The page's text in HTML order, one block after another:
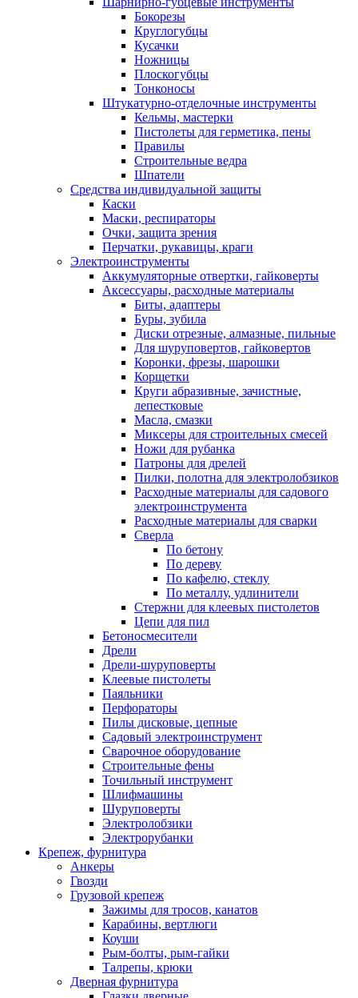
Бокорезы
Круглогубцы
Кусачки
Ножницы
Плоскогубцы
Тонконосы
Штукатурно-отделочные инструменты
Кельмы, мастерки
Пистолеты для герметика, пены
Правилы
Строительные ведра
Шпатели
Средства индивидуальной защиты
Каски
Маски, респираторы
Очки, защита зрения
Перчатки, рукавицы, краги
Электроинструменты
Аккумуляторные отвертки, гайковерты
Аксессуары, расходные материалы
Биты, адаптеры
Буры, зубила
Диски отрезные, алмазные, пильные
Для шуруповертов, гайковертов
Коронки, фрезы, шарошки
Корщетки
Круги абразивные, зачистные,
лепестковые
Масла, смазки
Миксеры для строительных смесей
Ножи для рубанка
Патроны для дрелей
Пилки, полотна для электролобзиков
Расходные материалы для садового
электроинструмента
Расходные материалы для сварки
Сверла
По бетону
По дереву
По кафелю, стеклу
По металлу, удлинители
Стержни для клеевых пистолетов
Цепи для пил
Бетоносмесители
Дрели
Дрели-шуруповерты
Клеевые пистолеты
Паяльники
Перфораторы
Пилы дисковые, цепные
Садовый электроинструмент
Сварочное оборудование
Строительные фены
Точильный инструмент
Шлифмашины
Шуруповерты
Электролобзики
Электрорубанки
Крепеж, фурнитура
Анкеры
Гвозди
Грузовой крепеж
Зажимы для тросов, канатов
Карабины, вертлюги
Коуши
Рым-болты, рым-гайки
Талрепы, крюки
Дверная фурнитура